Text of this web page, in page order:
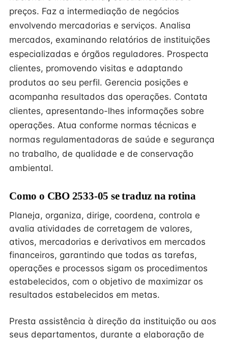
preços. Faz a intermediação de negócios
envolvendo mercadorias e serviços. Analisa
mercados, examinando relatórios de instituições
especializadas e órgãos reguladores. Prospecta
clientes, promovendo visitas e adaptando
produtos ao seu perfil. Gerencia posições e
acompanha resultados das operações. Contata
clientes, apresentando-lhes informações sobre
operações. Atua conforme normas técnicas e
normas regulamentadoras de saúde e segurança
no trabalho, de qualidade e de conservação
ambiental.
Como o CBO 2533-05 se traduz na rotina
Planeja, organiza, dirige, coordena, controla e
avalia atividades de corretagem de valores,
ativos, mercadorias e derivativos em mercados
financeiros, garantindo que todas as tarefas,
operações e processos sigam os procedimentos
estabelecidos, com o objetivo de maximizar os
resultados estabelecidos em metas.
Presta assistência à direção da instituição ou aos
seus departamentos, durante a elaboração de